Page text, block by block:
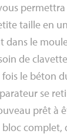
taille en
dans le
de
le béton
se
prêt à
bloc complet,